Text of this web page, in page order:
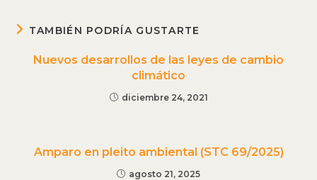
TAMBIÉN PODRÍA GUSTARTE
Nuevos desarrollos de las leyes de cambio
climático
diciembre 24, 2021
Amparo en pleito ambiental (STC 69/2025)
agosto 21, 2025